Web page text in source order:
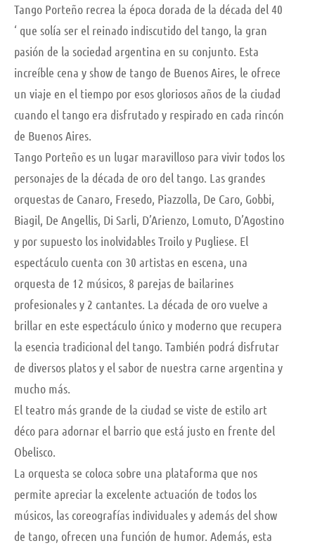
Tango Porteño recrea la época dorada de la década del 40
‘ que solía ser el reinado indiscutido del tango, la gran
pasión de la sociedad argentina en su conjunto. Esta
increíble cena y show de tango de Buenos Aires, le ofrece
un viaje en el tiempo por esos gloriosos años de la ciudad
cuando el tango era disfrutado y respirado en cada rincón
de Buenos Aires.
Tango Porteño es un lugar maravilloso para vivir todos los
personajes de la década de oro del tango. Las grandes
orquestas de Canaro, Fresedo, Piazzolla, De Caro, Gobbi,
Biagil, De Angellis, Di Sarli, D’Arienzo, Lomuto, D’Agostino
y por supuesto los inolvidables Troilo y Pugliese. El
espectáculo cuenta con 30 artistas en escena, una
orquesta de 12 músicos, 8 parejas de bailarines
profesionales y 2 cantantes. La década de oro vuelve a
brillar en este espectáculo único y moderno que recupera
la esencia tradicional del tango. También podrá disfrutar
de diversos platos y el sabor de nuestra carne argentina y
mucho más.
El teatro más grande de la ciudad se viste de estilo art
déco para adornar el barrio que está justo en frente del
Obelisco.
La orquesta se coloca sobre una plataforma que nos
permite apreciar la excelente actuación de todos los
músicos, las coreografías individuales y además del show
de tango, ofrecen una función de humor. Además, esta